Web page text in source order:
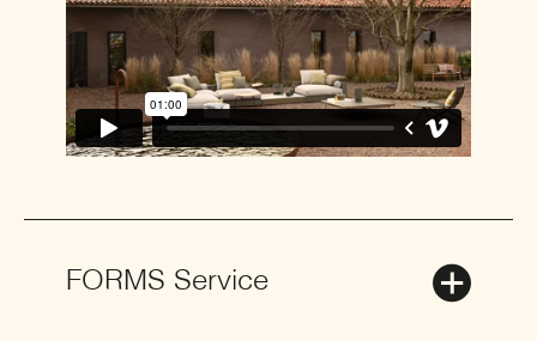
FORMS Service